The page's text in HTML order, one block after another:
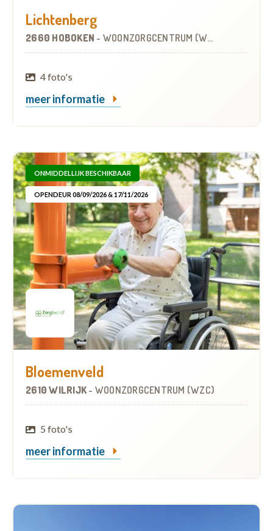
Lichtenberg
2660 HOBOKEN - WOONZORGCENTRUM (WZC)
4 foto's
meer informatie
ONMIDDELLIJK BESCHIKBAAR
OPENDEUR 08/09/2026 & 17/11/2026
Bloemenveld
2610 WILRIJK- WOONZORGCENTRUM (WZC)
5 foto's
meer informatie